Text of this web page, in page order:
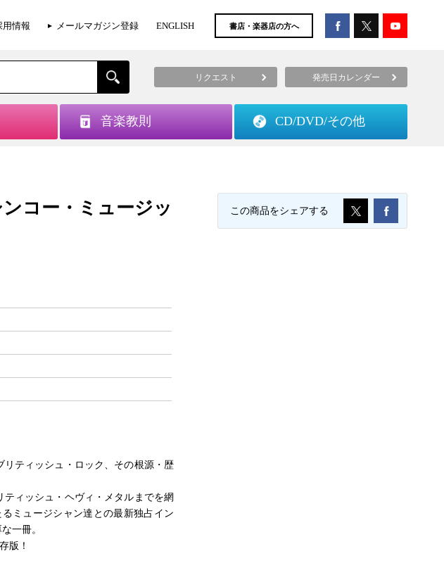
用情報 メールマガジン登録 ENGLISH 書店・楽器店の方へ
リクエスト 発売日カレンダー
音楽教則 CD/DVD/その他
コー・ミュージッ
ティッシュ・ロック、その根源・歴
ィッシュ・ヘヴィ・メタルまでを網
ミュージシャン達との最新独占イン
一冊。
版！
この商品をシェアする